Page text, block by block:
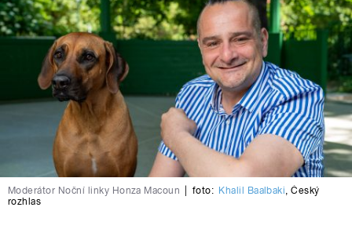
Moderátor Noční linky Honza Macoun foto: Khalil Baalbaki,Český
rozhlas